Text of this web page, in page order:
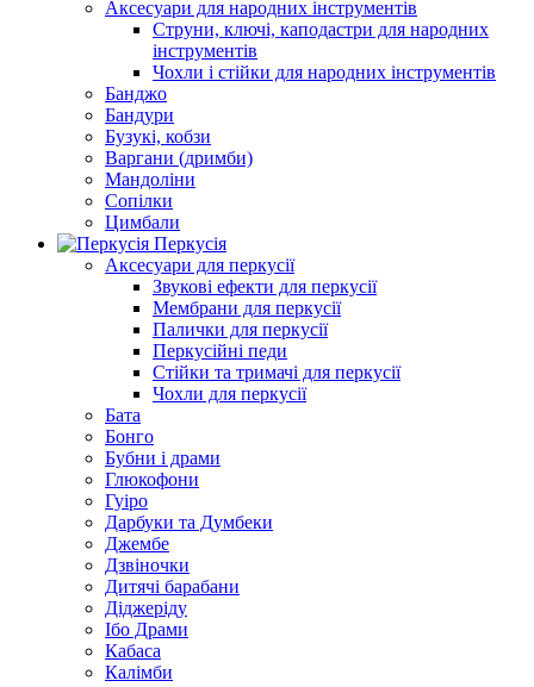
Аксесуари для народних інструментів
Струни, ключі, каподастри для народних
інструментів
Чохли і стійки для народних інструментів
Банджо
Бандури
Бузукі, кобзи
Варгани (дримби)
Мандоліни
Сопілки
Цимбали
Перкусія
Аксесуари для перкусії
Звукові ефекти для перкусії
Мембрани для перкусії
Палички для перкусії
Перкусійні педи
Стійки та тримачі для перкусії
Чохли для перкусії
Бата
Бонго
Бубни і драми
Глюкофони
Гуіро
Дарбуки та Думбеки
Джембе
Дзвіночки
Дитячі барабани
Діджеріду
Ібо Драми
Кабаса
Калімби